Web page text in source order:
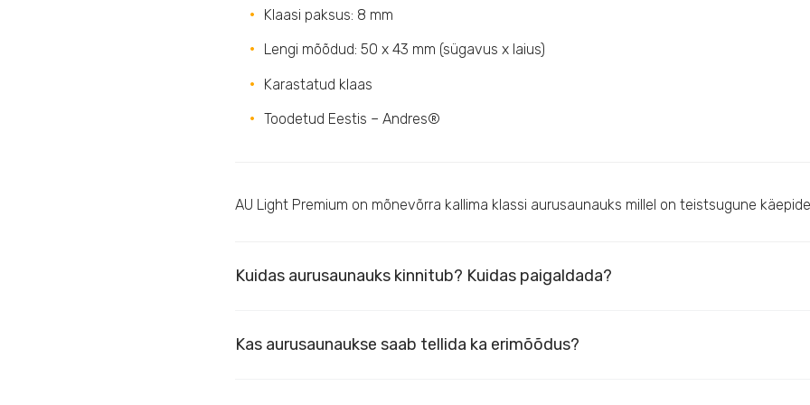
Klaasi paksus: 8 mm
Lengi mõõdud: 50 x 43 mm (sügavus x laius)
Karastatud klaas
Toodetud Eestis – Andres®
AU Light Premium on mõnevõrra kallima klassi aurusaunauks millel on teistsugune
Kuidas aurusaunauks kinnitub? Kuidas paigaldada?
Kas aurusaunaukse saab tellida ka erimõõdus?